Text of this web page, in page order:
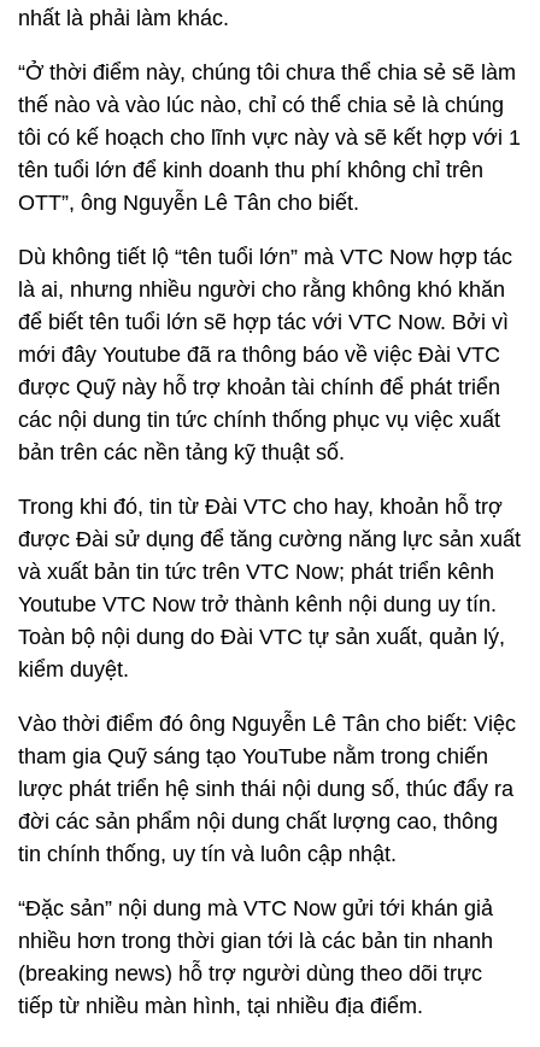
nhất là phải làm khác.
“Ở thời điểm này, chúng tôi chưa thể chia sẻ sẽ làm
thế nào và vào lúc nào, chỉ có thể chia sẻ là chúng
tôi có kế hoạch cho lĩnh vực này và sẽ kết hợp với 1
tên tuổi lớn để kinh doanh thu phí không chỉ trên
OTT”, ông Nguyễn Lê Tân cho biết.
Dù không tiết lộ “tên tuổi lớn” mà VTC Now hợp tác
là ai, nhưng nhiều người cho rằng không khó khăn
để biết tên tuổi lớn sẽ hợp tác với VTC Now. Bởi vì
mới đây Youtube đã ra thông báo về việc Đài VTC
được Quỹ này hỗ trợ khoản tài chính để phát triển
các nội dung tin tức chính thống phục vụ việc xuất
bản trên các nền tảng kỹ thuật số.
Trong khi đó, tin từ Đài VTC cho hay, khoản hỗ trợ
được Đài sử dụng để tăng cường năng lực sản xuất
và xuất bản tin tức trên VTC Now; phát triển kênh
Youtube VTC Now trở thành kênh nội dung uy tín.
Toàn bộ nội dung do Đài VTC tự sản xuất, quản lý,
kiểm duyệt.
Vào thời điểm đó ông Nguyễn Lê Tân cho biết: Việc
tham gia Quỹ sáng tạo YouTube nằm trong chiến
lược phát triển hệ sinh thái nội dung số, thúc đẩy ra
đời các sản phẩm nội dung chất lượng cao, thông
tin chính thống, uy tín và luôn cập nhật.
“Đặc sản” nội dung mà VTC Now gửi tới khán giả
nhiều hơn trong thời gian tới là các bản tin nhanh
(breaking news) hỗ trợ người dùng theo dõi trực
tiếp từ nhiều màn hình, tại nhiều địa điểm.